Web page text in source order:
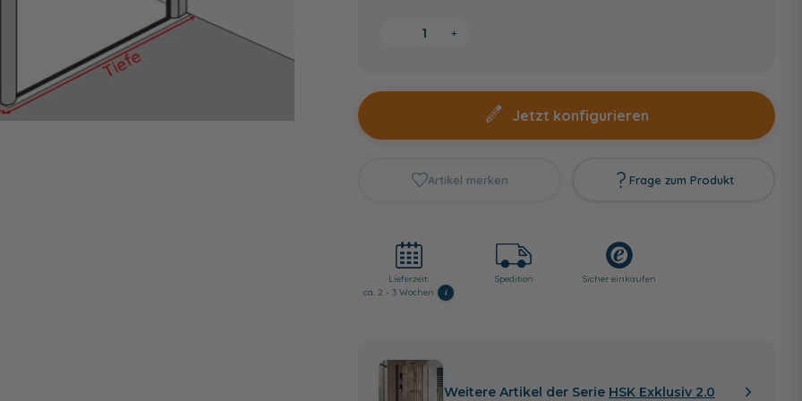
+
Jetzt konfigurieren
Artikel merken Frage zum Produkt
Lieferzeit:
ca. 2 - 3 Wochen
i
Spedition Sicher einkaufen
Weitere Artikel der Serie HSK Exklusiv 2.0